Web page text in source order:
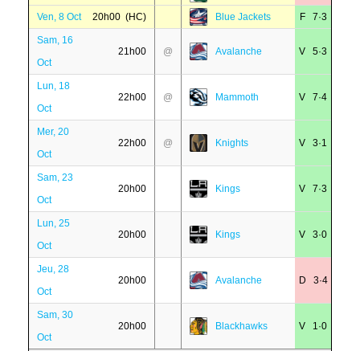
Ven, 8 Oct 20h00 (HC) Blue Jackets F 7·3
Sam, 16
Oct
21h00 @ Avalanche V 5·3
Lun, 18
Oct
22h00 @ Mammoth V 7·4
Mer, 20
Oct
22h00 @ Knights V 3·1
Sam, 23
Oct
20h00 Kings V 7·3
Lun, 25
Oct
20h00 Kings V 3·0
Jeu, 28
Oct
20h00 Avalanche D 3·4
Sam, 30
Oct
20h00 Blackhawks V 1·0